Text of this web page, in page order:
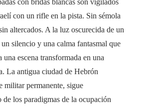
con bridas blancas son vigilados
con un rifle en la pista. Sin sémola
altercados. A la luz oscurecida de un
silencio y una calma fantasmal que
escena transformada en una
La antigua ciudad de Hebrón
militar permanente, sigue
de los paradigmas de la ocupación